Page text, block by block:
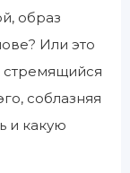
образ
Или это
стремящийся
соблазняя
и какую